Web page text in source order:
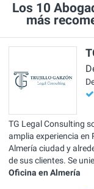
Los 10
más
TG Legal Consulting
amplia experiencia en
Almería ciudad y
de sus clientes. Se
Oficina en Almería